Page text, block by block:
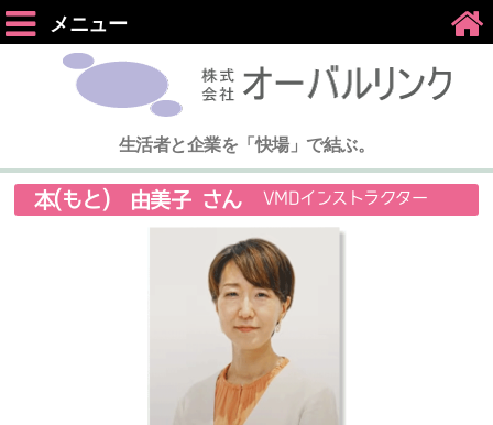
メニュー
生活者と企業を「快場」で結ぶ。
本(もと) 由美子 さん VMDインストラクター